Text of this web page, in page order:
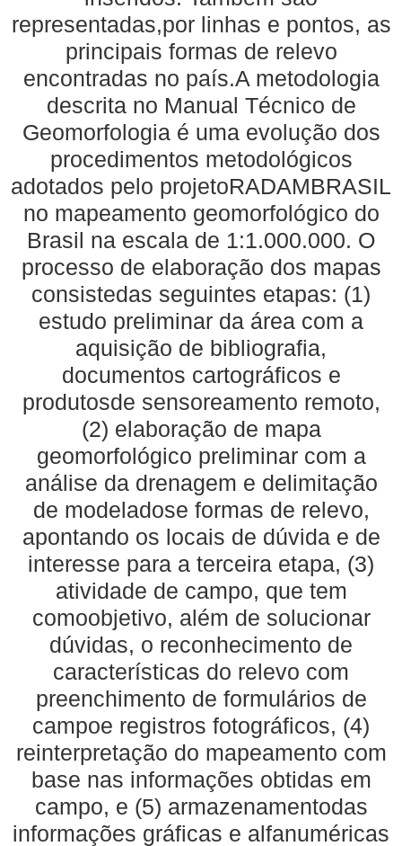
representadas,por linhas e pontos, as
principais formas de relevo
encontradas no país.A metodologia
descrita no Manual Técnico de
Geomorfologia é uma evolução dos
procedimentos metodológicos
adotados pelo projetoRADAMBRASIL
no mapeamento geomorfológico do
Brasil na escala de 1:1.000.000. O
processo de elaboração dos mapas
consistedas seguintes etapas: (1)
estudo preliminar da área com a
aquisição de bibliografia,
documentos cartográficos e
produtosde sensoreamento remoto,
(2) elaboração de mapa
geomorfológico preliminar com a
análise da drenagem e delimitação
de modeladose formas de relevo,
apontando os locais de dúvida e de
interesse para a terceira etapa, (3)
atividade de campo, que tem
comoobjetivo, além de solucionar
dúvidas, o reconhecimento de
características do relevo com
preenchimento de formulários de
campoe registros fotográficos, (4)
reinterpretação do mapeamento com
base nas informações obtidas em
campo, e (5) armazenamentodas
informações gráficas e alfanuméricas